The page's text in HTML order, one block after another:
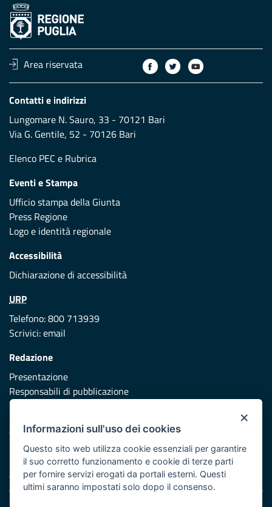
Area riservata
Contatti e indirizzi
Lungomare N. Sauro, 33 - 70121 Bari
Via G. Gentile, 52 - 70126 Bari
Elenco PEC e Rubrica
Eventi e Stampa
Ufficio stampa della Giunta
Press Regione
Logo e identità regionale
Accessibilità
Dichiarazione di accessibilità
URP
Telefono: 800 713939
Scrivici:email
Redazione
Presentazione
Responsabili di pubblicazione
Vai al sito di Protezione Civile Puglia
Iniziativa finanziata con risorse del POR Puglia 2014/2020 -
Asse XI
×
Informazioni sull'uso dei cookies
Questo sito web utilizza cookie essenziali per garantire
il suo corretto funzionamento e cookie di terze parti
per fornire servizi erogati da portali esterni. Questi
ultimi saranno impostati solo dopo il consenso.